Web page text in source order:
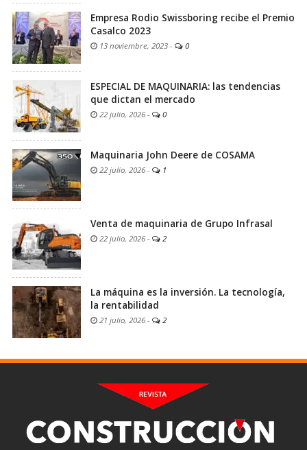
Empresa Rodio Swissboring recibe el Premio
Casalco 2023
13 noviembre, 2023 - 0
ESPECIAL DE MAQUINARIA: las tendencias
que dictan el mercado
22 julio, 2026 - 0
Maquinaria John Deere de COSAMA
22 julio, 2026 - 1
Venta de maquinaria de Grupo Infrasal
22 julio, 2026 - 2
La máquina es la inversión. La tecnología,
la rentabilidad
21 julio, 2026 - 2